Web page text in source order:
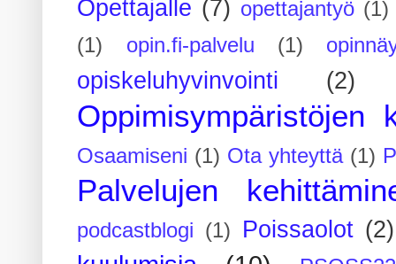
Opettajalle (7) opettajantyö (1)
(1)
opin.fi-palvelu (1)
opiskeluhyvinvointi (2)
Oppimisympäristöjen
Osaamiseni (1) Ota yhteyttä (1)
Palvelujen
podcastblogi (1) Poissaolot (2)